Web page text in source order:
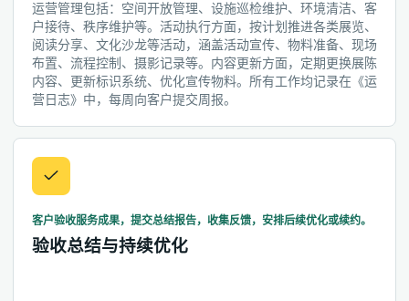
运营管理包括：空间开放管理、设施巡检维护、环境清洁、客
户接待、秩序维护等。活动执行方面，按计划推进各类展览、
阅读分享、文化沙龙等活动，涵盖活动宣传、物料准备、现场
布置、流程控制、摄影记录等。内容更新方面，定期更换展陈
内容、更新标识系统、优化宣传物料。所有工作均记录在《运
营日志》中，每周向客户提交周报。
客户验收服务成果，提交总结报告，收集反馈，安排后续优化或续约。
验收总结与持续优化